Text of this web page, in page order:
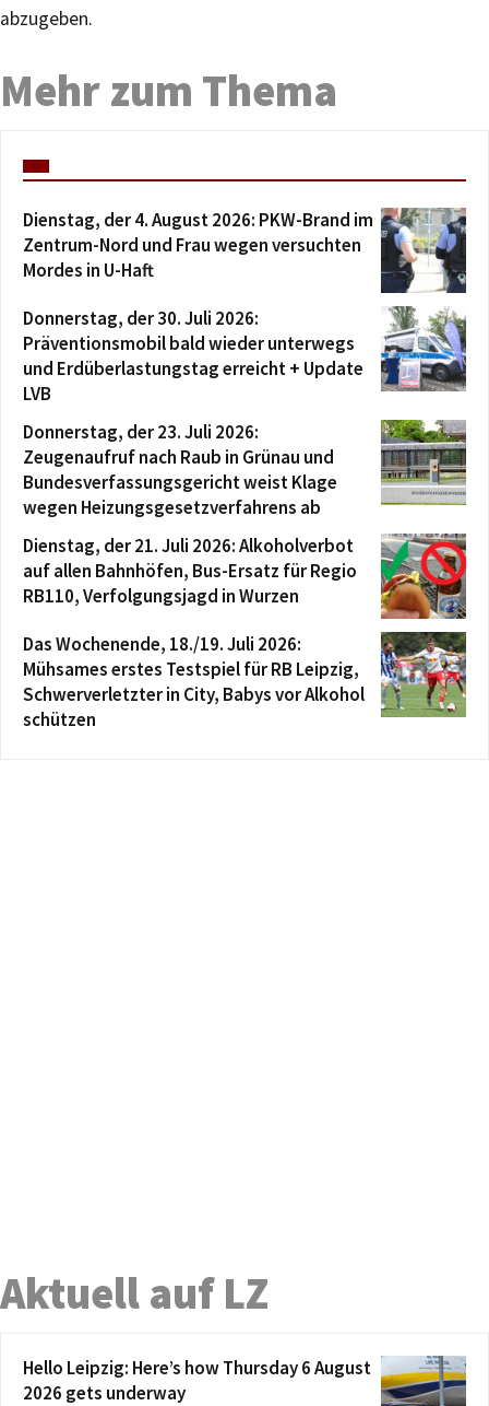
abzugeben.
Mehr zum Thema
Dienstag, der 4. August 2026: PKW-Brand im
Zentrum-Nord und Frau wegen versuchten
Mordes in U-Haft
Donnerstag, der 30. Juli 2026:
Präventionsmobil bald wieder unterwegs
und Erdüberlastungstag erreicht + Update
LVB
Donnerstag, der 23. Juli 2026:
Zeugenaufruf nach Raub in Grünau und
Bundesverfassungsgericht weist Klage
wegen Heizungsgesetzverfahrens ab
Dienstag, der 21. Juli 2026: Alkoholverbot
auf allen Bahnhöfen, Bus-Ersatz für Regio
RB110, Verfolgungsjagd in Wurzen
Das Wochenende, 18./19. Juli 2026:
Mühsames erstes Testspiel für RB Leipzig,
Schwerverletzter in City, Babys vor Alkohol
schützen
Aktuell auf LZ
Hello Leipzig: Here’s how Thursday 6 August
2026 gets underway